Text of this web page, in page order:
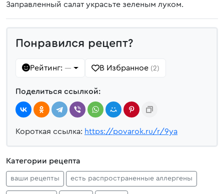
Заправленный салат украсьте зеленым луком.
Понравился рецепт?
Рейтинг: — В Избранное (2)
Поделиться ссылкой:
Короткая ссылка: https://povarok.ru/r/9ya
Категории рецепта
ваши рецепты есть распространенные аллергены